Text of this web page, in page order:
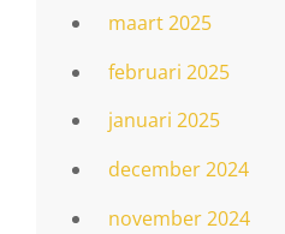
maart 2025
februari 2025
januari 2025
december 2024
november 2024